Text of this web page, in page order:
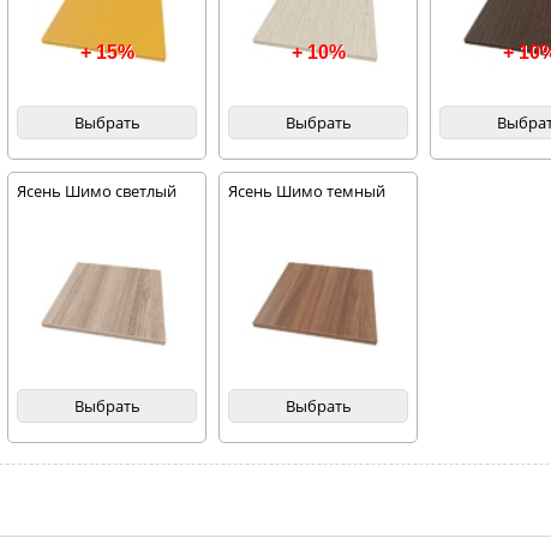
+ 15%
Выбрать
+ 10%
Выбрать
+
Ясень Шимо светлый
Выбрать
Ясень Шимо темный
Выбрать